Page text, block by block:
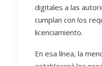
digitales a las
cumplan con los
licenciamiento.
En esa línea, la